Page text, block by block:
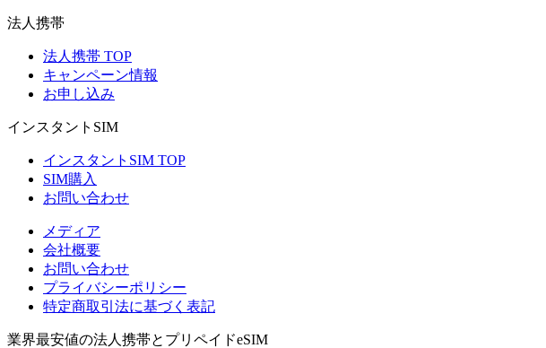
法人携帯
法人携帯 TOP
キャンペーン情報
お申し込み
インスタントSIM
インスタントSIM TOP
SIM購入
お問い合わせ
メディア
会社概要
お問い合わせ
プライバシーポリシー
特定商取引法に基づく表記
業界最安値の法人携帯とプリペイドeSIM